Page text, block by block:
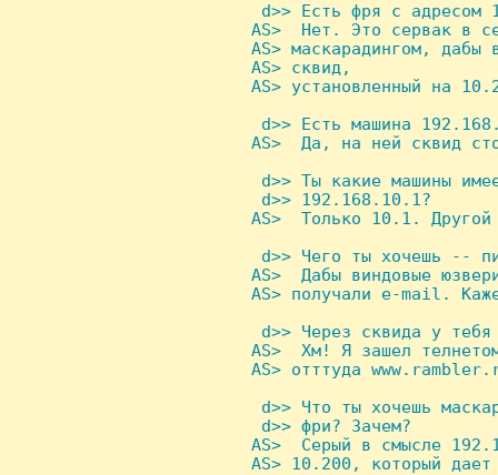
d>> Есть фря с
AS>  Hет. Это сервак в
AS> маскарадингом, дабы
AS> сквид,
AS> установленный на
d>> Есть машина
AS>  Да, на ней сквид
d>> Ты какие машины
  d>> 192.168.10.1?
AS>  Только 10.1.
d>> Чего ты хочешь --
AS>  Дабы виндовые
AS> получали e-mail.
d>> Через сквида у
AS>  Хм! Я зашел
AS> отттуда
d>> Что ты хочешь
  d>> фри? Зачем?
AS>  Серый в смысле
AS> 10.200, который